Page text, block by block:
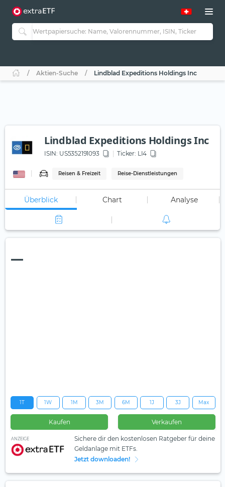
Aktien-Suche Lindblad Expeditions Holdings Inc
Lindblad Expeditions Holdings Inc
ISIN: US5352191093 Ticker: LI4
Reisen & Freizeit Reise-Dienstleistungen
Überblick Chart Analyse
—
1T 1W 1M 3M 6M 1J 3J Max
Kaufen Verkaufen
ANZEIGE
Sichere dir den kostenlosen Ratgeber für deine
Geldanlage mit ETFs.
Jetzt downloaden!